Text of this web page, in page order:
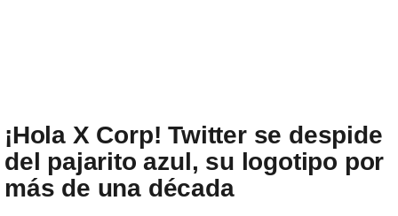
¡Hola X Corp! Twitter se despide
del pajarito azul, su logotipo por
más de una década